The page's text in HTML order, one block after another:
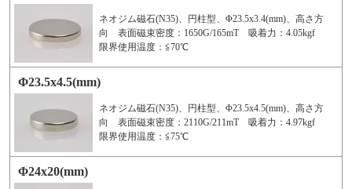
ネオジム磁石(N35)、円柱型、Φ23.5x3.4(mm)、高さ方
向 表面磁束密度：1650G/165mT 吸着力：4.05kgf
限界使用温度：≦70℃
Φ23.5x4.5(mm)
ネオジム磁石(N35)、円柱型、Φ23.5x4.5(mm)、高さ方
向 表面磁束密度：2110G/211mT 吸着力：4.97kgf
限界使用温度：≦75℃
Φ24x20(mm)